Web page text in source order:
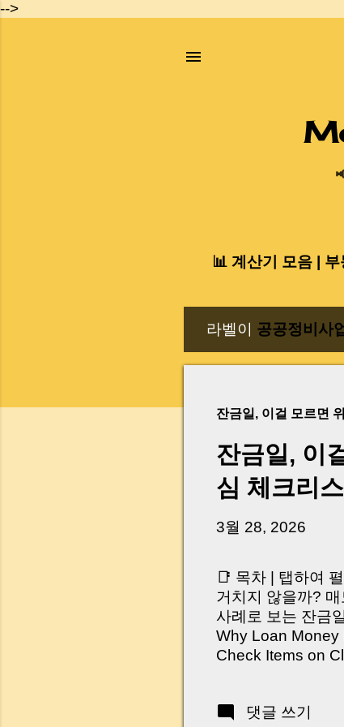
-->
📊 계산기 모음 | 부
라벨이 공공정비사
잔금일, 이걸 모르면
잔금일, 이
심 체크리
3월 28, 2026
📑 목차 | 탭하여
거치지 않을까?
사례로 보는 잔금
Why Loan Money
Check Items on
억 원이 한 번에
댓글 쓰기